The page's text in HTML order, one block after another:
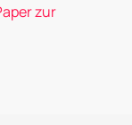
zur